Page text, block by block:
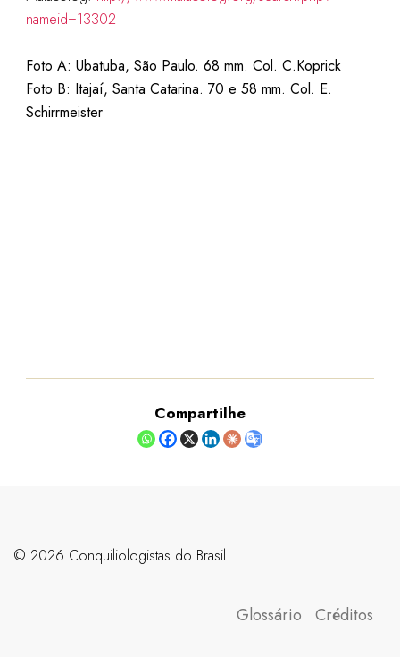
nameid=13302
Foto A: Ubatuba, São Paulo. 68 mm. Col. C.Koprick
Foto B: Itajaí, Santa Catarina. 70 e 58 mm. Col. E.
Schirrmeister
Compartilhe
©️ 2026 Conquiliologistas do Brasil
Glossário Créditos